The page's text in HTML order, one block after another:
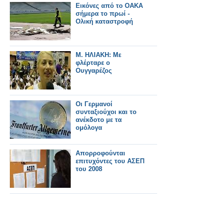
Εικόνες από το ΟΑΚΑ
σήμερα το πρωί -
Ολική καταστροφή
Μ. ΗΛΙΑΚΗ: Με
φλέρταρε ο
Ουγγαρέζος
Οι Γερμανοί
συνταξιούχοι και το
ανέκδοτο με τα
ομόλογα
Απορροφούνται
επιτυχόντες του ΑΣΕΠ
του 2008